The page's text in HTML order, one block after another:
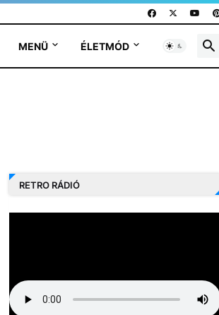
MENÜ ÉLETMÓD
RETRO RÁDIÓ